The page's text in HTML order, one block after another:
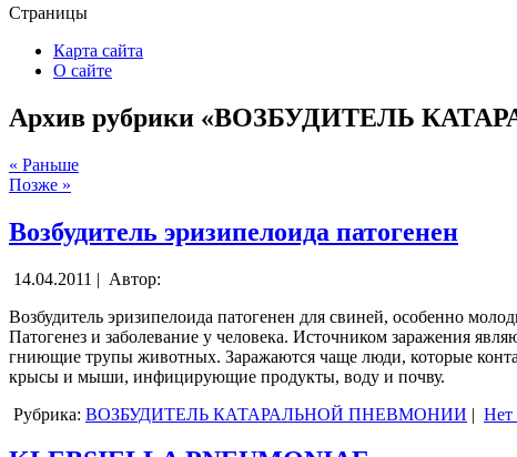
Страницы
Карта сайта
О сайте
Архив рубрики «ВОЗБУДИТЕЛЬ
« Раньше
Позже »
Возбудитель эризипелоида патогенен
14.04.2011 | Автор:
Возбудитель эризипелоида патогенен для свиней, особенно
Патогенез и заболевание у человека. Источником заражения
гниющие трупы животных. Заражаются чаще люди, которые
крысы и мыши, инфицирующие продукты, воду и почву.
Рубрика: ВОЗБУДИТЕЛЬ КАТАРАЛЬНОЙ ПНЕВМОНИИ | Нет